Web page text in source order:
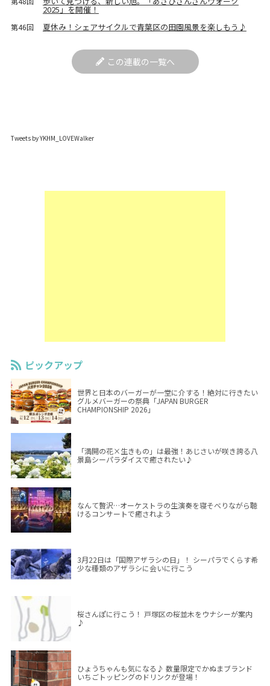
2025」を開催！
第46回 夏休み！シェアサイクルで青葉区の田園風景を楽しもう♪
この連載の一覧へ
Tweets by YKHM_LOVEWalker
ピックアップ
世界と日本のバーガーが一堂に介する！絶対に行きたい
グルメバーガーの祭典「JAPAN BURGER
CHAMPIONSHIP 2026」
「満開の花×生きもの」は最強！あじさいが咲き誇る八
景島シーパラダイスで癒されたい♪
なんて贅沢…オーケストラの生演奏を寝そべりながら聴
けるコンサートで癒されよう
3月22日は「国際アザラシの日」！ シーパラでくらす希
少な種類のアザラシに会いに行こう
桜さんぽに行こう！ 戸塚区の桜並木をウナシーが案内
♪
ひょうちゃんも気になる♪ 数量限定でかぬまブランド
いちごトッピングのドリンクが登場！